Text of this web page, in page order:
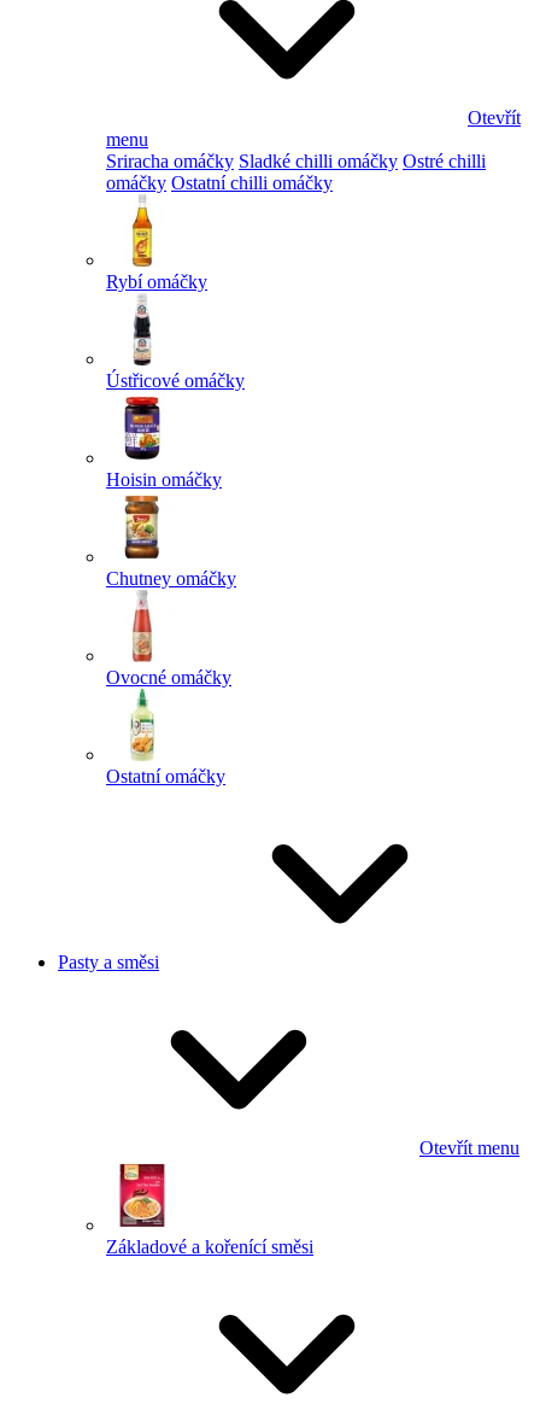
Otevřít
menu
Sriracha omáčky Sladké chilli omáčky Ostré chilli
omáčky Ostatní chilli omáčky
Rybí omáčky
Ústřicové omáčky
Hoisin omáčky
Chutney omáčky
Ovocné omáčky
Ostatní omáčky
Pasty a směsi
Otevřít menu
Základové a kořenící směsi